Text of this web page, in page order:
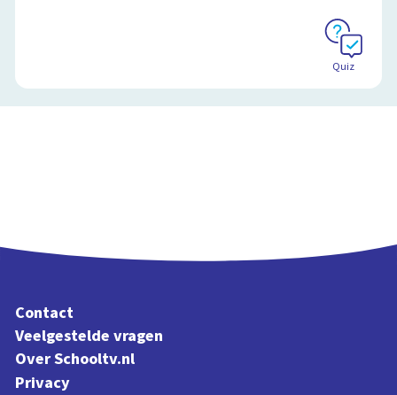
Quiz
Contact
Veelgestelde vragen
Over Schooltv.nl
Privacy